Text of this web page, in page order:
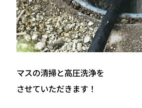
マスの清掃と高圧洗浄を
させていただきます！